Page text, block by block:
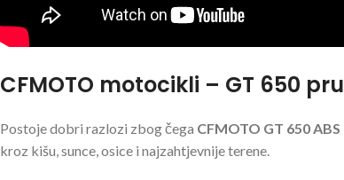
CFMOTO motocikli – GT 650
Postoje dobri razlozi zbog čega CFMOTO GT 650 ABS
kroz kišu, sunce, osice i najzahtjevnije terene.